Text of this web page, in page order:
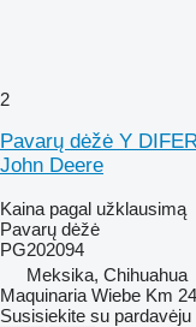
2
Pavarų dėžė Y
John Deere
Kaina pagal užklausimą
Pavarų dėžė
PG202094
Meksika, Chihuahua
Maquinaria Wiebe Km
Susisiekite su pardavėju